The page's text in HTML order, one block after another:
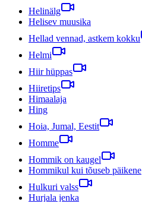
Helinälg
Helisev muusika
Hellad vennad, astkem kokku
Helmi
Hiir hüppas
Hiiretips
Himaalaja
Hing
Hoia, Jumal, Eestit
Homme
Hommik on kaugel
Hommikul kui tõuseb päikene
Hulkuri valss
Hurjala jenka